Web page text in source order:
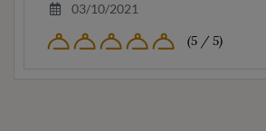
03/10/2021
(5 / 5)